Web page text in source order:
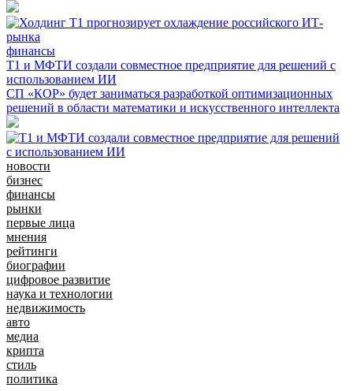
финансы
Т1 и МФТИ создали совместное предприятие для решений с
использованием ИИ
СП «КОР» будет заниматься разработкой оптимизационных
решений в области математики и искусственного интеллекта
новости
бизнес
финансы
рынки
первые лица
мнения
рейтинги
биографии
цифровое развитие
наука и технологии
недвижимость
авто
медиа
крипта
стиль
политика